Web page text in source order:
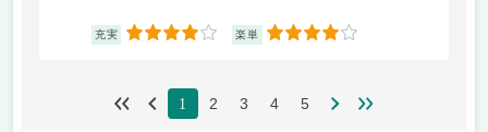
充実 4 楽単 4
1 2 3 4 5